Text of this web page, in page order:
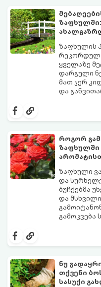
კარგად და
ზაფხულის
რეკორდულ
ყველაზე
დარგული
მათ ჯერ
და
არ
შეხვდნენ.
როგორ
ზაფხულის
როგორ
ზაფხულში
ზაფხული
და
ბუჩქებმა
და
გამოკვება
იცვლება,
ნუ
თქვენი
სასუქი